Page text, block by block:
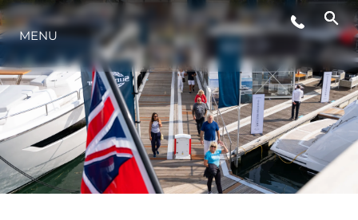
YAŞAM ŞEKLİ
YENILIK
ŞİRKET
EKIP
MENU